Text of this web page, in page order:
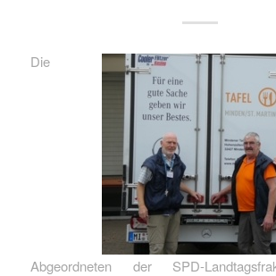
Die
Abgeordneten der SPD-